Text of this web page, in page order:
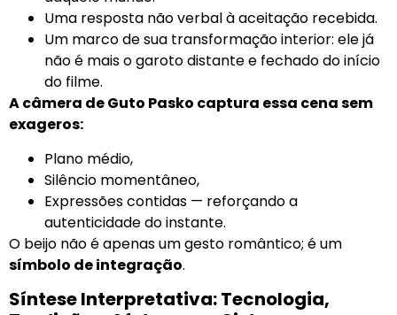
Uma resposta não verbal à aceitação recebida.
Um marco de sua transformação interior: ele já
não é mais o garoto distante e fechado do início
do filme.
A câmera de Guto Pasko captura essa cena sem
exageros:
Plano médio,
Silêncio momentâneo,
Expressões contidas — reforçando a
autenticidade do instante.
O beijo não é apenas um gesto romântico; é um
símbolo de integração.
Síntese Interpretativa: Tecnologia,